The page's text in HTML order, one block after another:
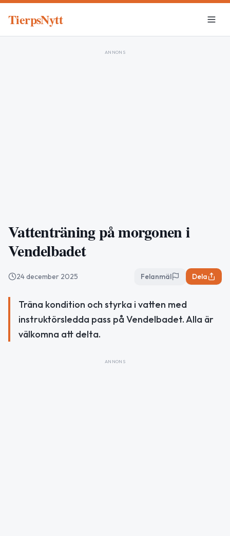
TierpsNytt
ANNONS
Vattenträning på morgonen i
Vendelbadet
24 december 2025 Felanmäl Dela
Träna kondition och styrka i vatten med
instruktörsledda pass på Vendelbadet. Alla är
välkomna att delta.
ANNONS